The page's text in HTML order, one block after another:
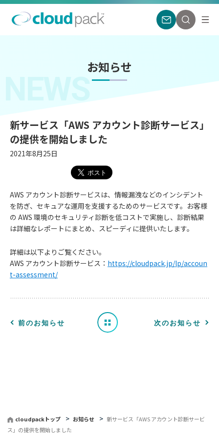
お知らせ
NEWS
新サービス「AWS アカウント診断サービス」
の提供を開始しました
2021年8月25日
AWS アカウント診断サービスは、情報漏洩などのインシデント
を防ぎ、セキュアな運用を支援するためのサービスです。お客様
の AWS 環境のセキュリティ診断を低コストで実施し、診断結果
は詳細なレポートにまとめ、スピーディに提供いたします。
詳細は以下よりご覧ください。
AWS アカウント診断サービス： https://cloudpack.jp/lp/accoun
t-assessment/
前のお知らせ
せ
一 次のお知らせ
cloudpackトップ お知らせ
新サービス「AWS アカウント診断サービ
ス」の提供を開始しました